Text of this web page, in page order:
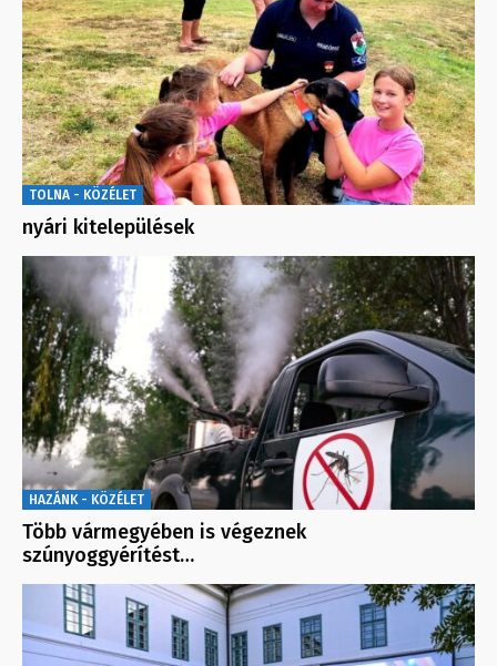
TOLNA - KÖZÉLET
nyári kitelepülések
HAZÁNK - KÖZÉLET
Több vármegyében is végeznek
szúnyoggyérítést…